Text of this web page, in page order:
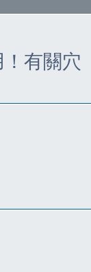
有關穴